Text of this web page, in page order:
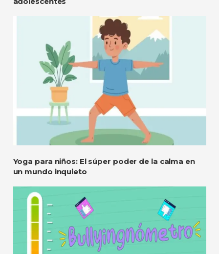
Yoga para niños: El súper poder de la calma en
un mundo inquieto